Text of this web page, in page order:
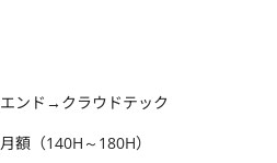
エンド→クラウドテック
月額（140H～180H）